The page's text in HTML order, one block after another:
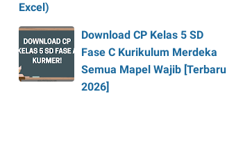
Excel)
Download CP Kelas 5 SD
Fase C Kurikulum Merdeka
Semua Mapel Wajib [Terbaru
2026]